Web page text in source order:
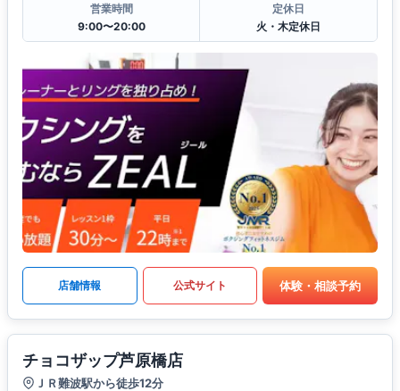
営業時間
9:00〜20:00
定休日
火・木定休日
店舗情報 公式サイト 体験・相談予約
チョコザップ芦原橋店
ＪＲ難波駅から徒歩12分